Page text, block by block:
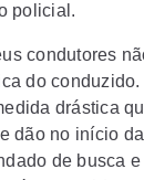
policial.
condutores
do conduzido.
drástica
dão no início
de busca